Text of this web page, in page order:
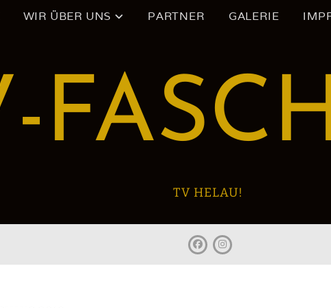
WIR ÜBER UNS PARTNER GALERIE
TV HELAU!
facebookInstagram